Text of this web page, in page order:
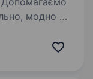
модно та